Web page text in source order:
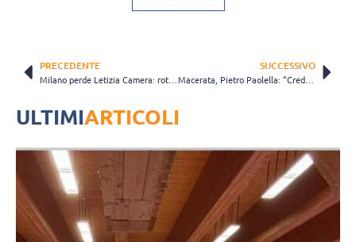
PRECEDENTE SUCCESSIVO
Macerata, Pietro Paolella: “Crediamo nella salvezza, manca poco a portare a casa punti preziosi”
ULTIMIARTICOLI